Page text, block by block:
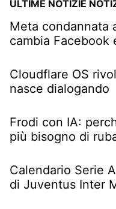
ULTIME NOTIZIE
Meta condannata
cambia Facebook
Cloudflare OS
nasce dialogando
Frodi con IA:
più bisogno di
Calendario Serie
di Juventus Inter